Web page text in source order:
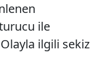
ile
ilgili sekiz